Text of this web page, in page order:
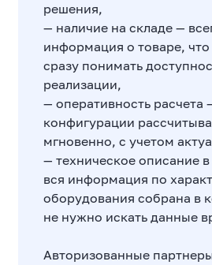
решения,
— наличие на складе —
информация о товаре,
сразу понимать
реализации,
— оперативность расчета
конфигурации
мгновенно, с учетом
— техническое описание
вся информация по
оборудования собрана в
не нужно искать данные
Авторизованные